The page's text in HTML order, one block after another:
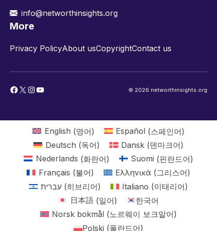
info@networthinsights.org
More
Privacy PolicyAbout usCopyrightContact us
Facebook
X Instagram
YouTube © 2026 networthinsights.org
English (영어) Español(스페인어)
Deutsch (독어) Dansk(덴마크어)
Nederlands (화란어) Suomi (핀란드어)
Français (불어) Ελληνικά (그리스어)
עברית (히브리어) Italiano (이태리어)
日本語(일어)
한국어
Norsk bokmål ( 노르웨이 보크말어)
Polski (폴란드어)